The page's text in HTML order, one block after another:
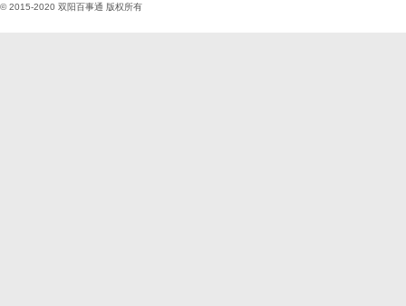
© 2015-2020 双阳百事通 版权所有